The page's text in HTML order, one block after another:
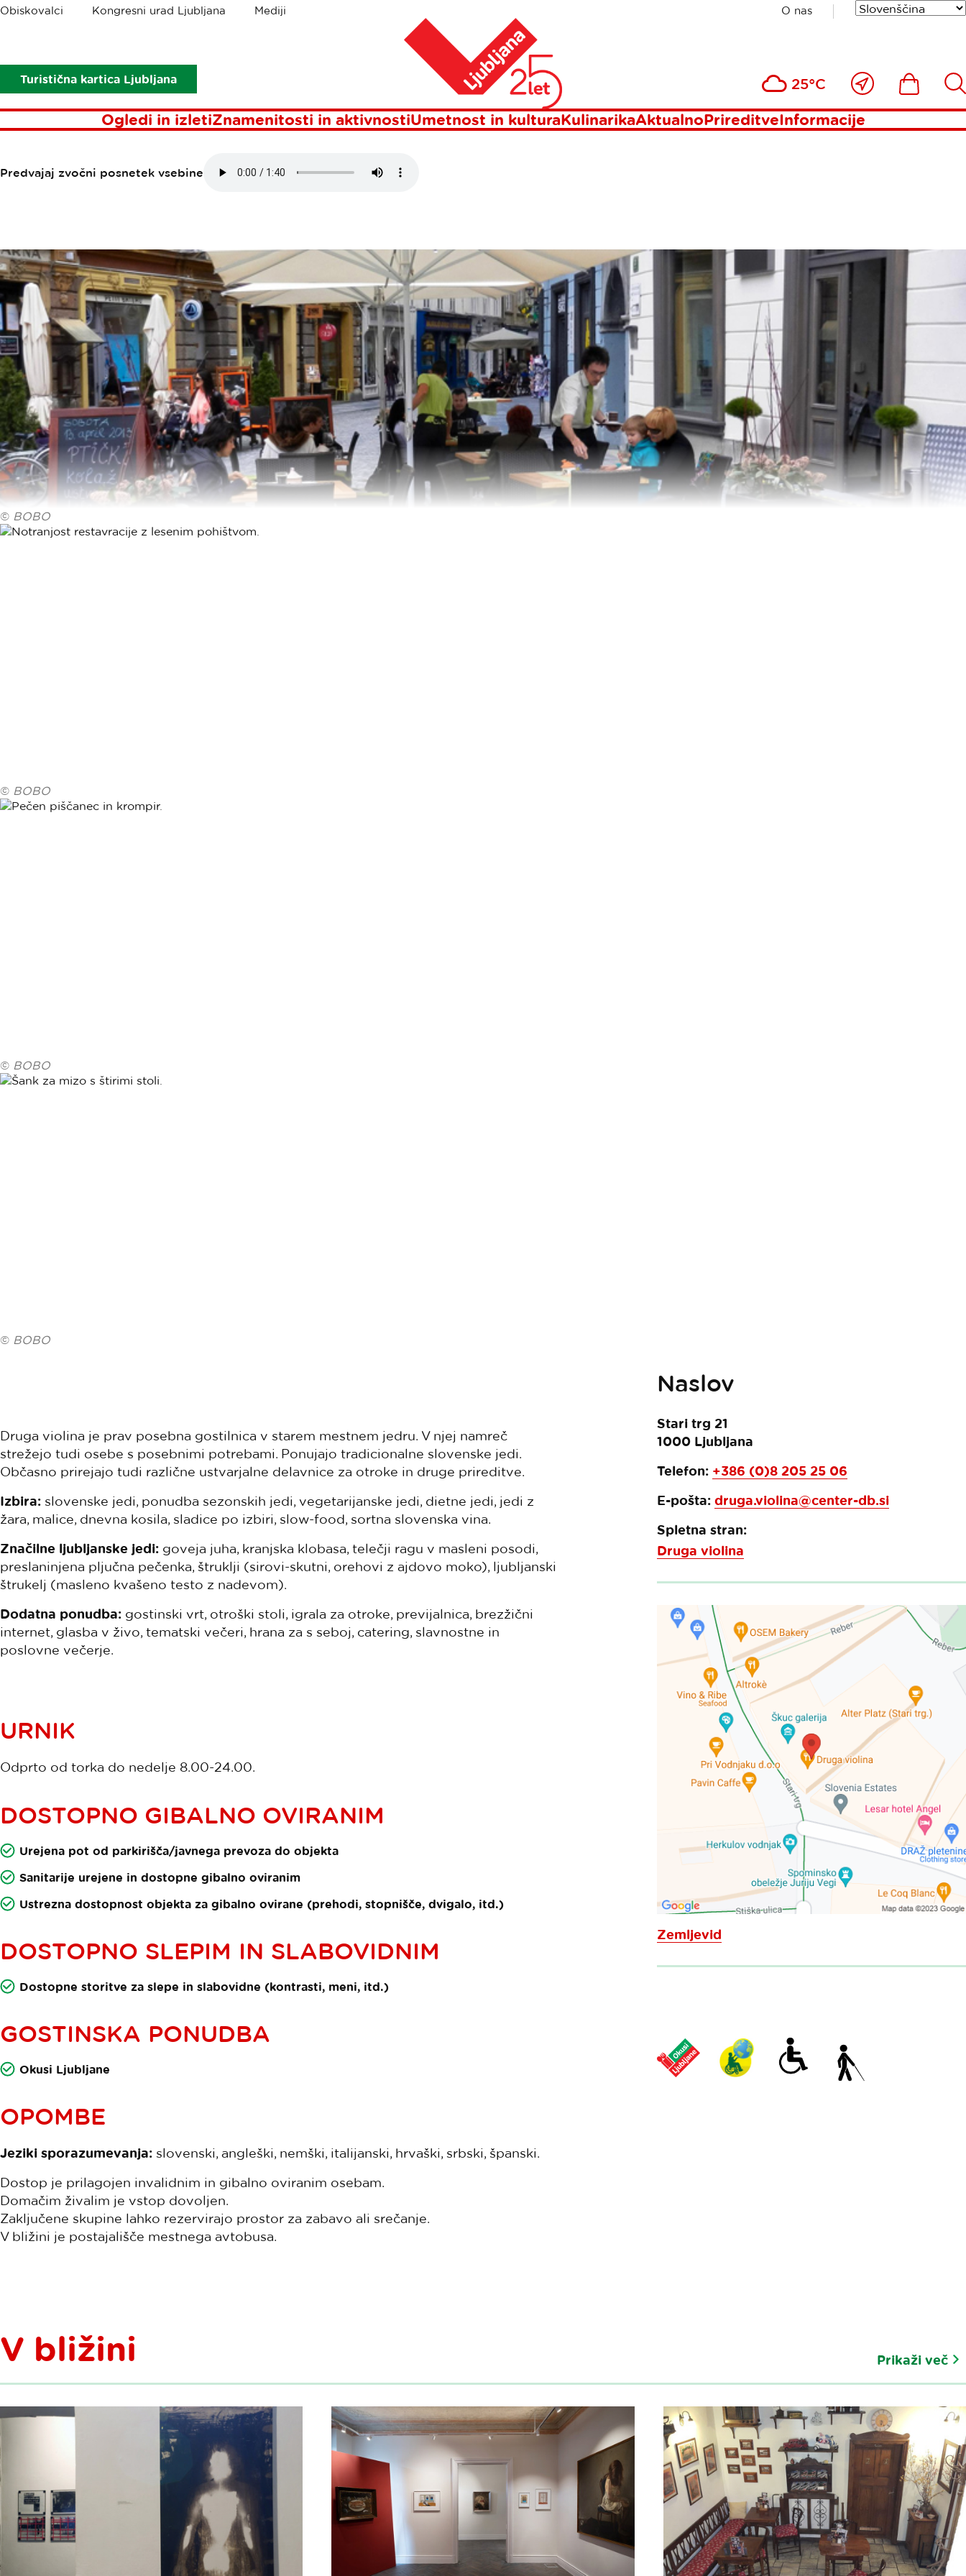
Obiskovalci Kongresni urad Ljubljana Mediji O nas
Turistična kartica Ljubljana 25°C
Blizu
mene
Ikona Išči
Ogledi in izletiZnamenitosti in aktivnostiUmetnost in kulturaKulinarikaAktualnoPrireditveInformacije
Drobtinice
DRUGA VIOLINA
Predvajaj zvočni posnetek vsebine
© BOBO
© BOBO
© BOBO
© BOBO
Druga violina je prav posebna gostilnica v starem mestnem jedru. V njej namreč
strežejo tudi osebe s posebnimi potrebami. Ponujajo tradicionalne slovenske jedi.
Občasno prirejajo tudi različne ustvarjalne delavnice za otroke in druge prireditve.
Izbira: slovenske jedi, ponudba sezonskih jedi, vegetarijanske jedi, dietne jedi, jedi z
žara, malice, dnevna kosila, sladice po izbiri, slow-food, sortna slovenska vina.
Značilne ljubljanske jedi: goveja juha, kranjska klobasa, telečji ragu v masleni posodi,
preslaninjena pljučna pečenka, štruklji (sirovi-skutni, orehovi z ajdovo moko), ljubljanski
štrukelj (masleno kvašeno testo z nadevom).
Dodatna ponudba: gostinski vrt, otroški stoli, igrala za otroke, previjalnica, brezžični
internet, glasba v živo, tematski večeri, hrana za s seboj, catering, slavnostne in
poslovne večerje.
URNIK
Odprto od torka do nedelje 8.00-24.00.
DOSTOPNO GIBALNO OVIRANIM
Urejena pot od parkirišča/javnega prevoza do objekta
Sanitarije urejene in dostopne gibalno oviranim
Ustrezna dostopnost objekta za gibalno ovirane (prehodi, stopnišče, dvigalo, itd.)
DOSTOPNO SLEPIM IN SLABOVIDNIM
Dostopne storitve za slepe in slabovidne (kontrasti, meni, itd.)
GOSTINSKA PONUDBA
Okusi Ljubljane
OPOMBE
Jeziki sporazumevanja: slovenski, angleški, nemški, italijanski, hrvaški, srbski, španski.
Dostop je prilagojen invalidnim in gibalno oviranim osebam.
Domačim živalim je vstop dovoljen.
Zaključene skupine lahko rezervirajo prostor za zabavo ali srečanje.
V bližini je postajališče mestnega avtobusa.
Naslov
Stari trg 21
1000 Ljubljana
Telefon: +386 (0)8 205 25 06
E-pošta: druga.violina@center-db.si
Spletna stran:
Druga violina
Zemljevid
V bližini Prikaži več